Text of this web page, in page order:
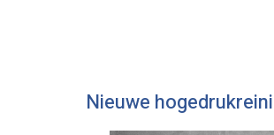
Nieuwe